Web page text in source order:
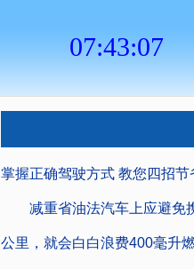
掌握正确驾驶方式 教您四招节
减重省油法汽车上应避免携
公里，就会白白浪费400毫升